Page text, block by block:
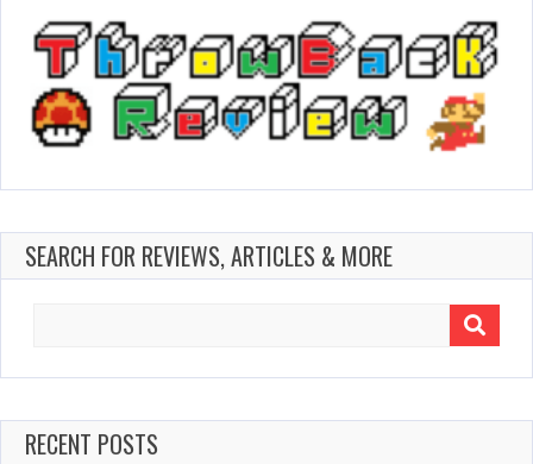
SEARCH FOR REVIEWS, ARTICLES & MORE
RECENT POSTS